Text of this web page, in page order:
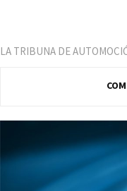
LA TRIBUNA DE